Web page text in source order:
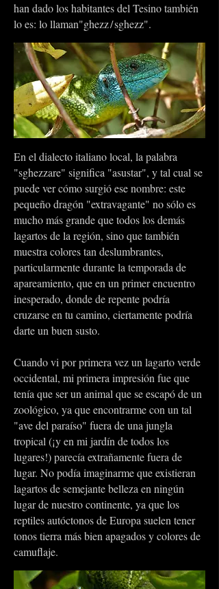
han dado los habitantes del Tesino también
lo es: lo llaman"ghezz / sghezz".
En el dialecto italiano local, la palabra
"sghezzare" significa "asustar", y tal cual se
puede ver cómo surgió ese nombre: este
pequeño dragón "extravagante" no sólo es
mucho más grande que todos los demás
lagartos de la región, sino que también
muestra colores tan deslumbrantes,
particularmente durante la temporada de
apareamiento, que en un primer encuentro
inesperado, donde de repente podría
cruzarse en tu camino, ciertamente podría
darte un buen susto.
Cuando vi por primera vez un lagarto verde
occidental, mi primera impresión fue que
tenía que ser un animal que se escapó de un
zoológico, ya que encontrarme con un tal
"ave del paraíso" fuera de una jungla
tropical (¡y en mi jardín de todos los
lugares!) parecía extrañamente fuera de
lugar. No podía imaginarme que existieran
lagartos de semejante belleza en ningún
lugar de nuestro continente, ya que los
reptiles autóctonos de Europa suelen tener
tonos tierra más bien apagados y colores de
camuflaje.